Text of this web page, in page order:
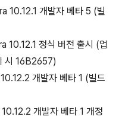
10.12.1 개발자 베타 5 (빌
10.12.1 정식 버전 출시 (업
시 16B2657)
개발자 베타 1 (빌드
개발자 베타 1 개정